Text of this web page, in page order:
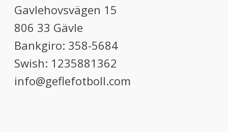
Gavlehovsvägen 15
806 33 Gävle
Bankgiro: 358-5684
Swish: 1235881362
info@geflefotboll.com